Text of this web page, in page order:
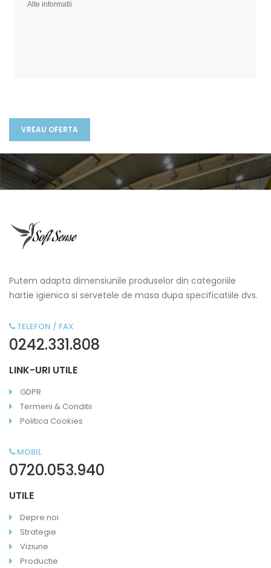
Putem adapta dimensiunile produselor din categoriile
hartie igienica si servetele de masa dupa specificatiile dvs.
TELEFON / FAX
0242.331.808
LINK-URI UTILE
GDPR
Termeni & Conditii
Politica Cookies
MOBIL
0720.053.940
UTILE
Depre noi
Strategie
Viziune
Productie